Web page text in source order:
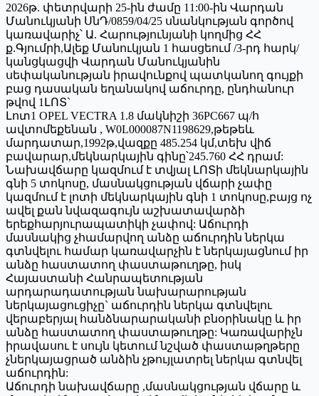
2026թ. փետրվարի 25-ին ժամը 11:00-ին Վարդան
Մանուկյանի ՍնԴ/0859/04/25 սնանկության գործով
կառավարիչ՝ Ա. Հարությունյանի կողմից ՀՀ
ք.Գյումրի,Ալեք Մանուկյան 1 հասցեում /3-րդ հարկ/
կանցկացվի Վարդան Մանուկյանին
սեփականության իրավունքով պատկանող գույքի
բաց դասական եղանակով աճուրդը, ընդհանուր
թվով 1ԼՈՏ`
Լոտ1 OPEL VECTRA 1.8 մակնիշի 36PC667 պ/հ
ավտոմեքենան , W0L000087N1198629,թեթեև
մարդատար,1992թ,վազքը 485.254 կմ,տեխ վիճ
բավարար,մեկնարկային գինը՝245.760 ՀՀ դրամ:
Նախավճարը կազմում է տվյալ ԼՈՏի մեկնարկային
գնի 5 տոկոսը, մասնակցության վճարի չափը
կազմում է լոտի մեկնարկային գնի 1 տոկոսը,բայց ոչ
ավել քան նվազագույն աշխատավարձի
երեքհարյուրապատիկի չափով: Աճուրդի
մասնակից չհամարվող անձը աճուրդին ներկա
գտնվելու համար կառավարչին է ներկայացնում իր
անձը հաստատող փաստաթուղթը, իսկ
Հայաստանի Հանրապետության
արդարադատության նախարարության
ներկայացուցիչը` աճուրդին ներկա գտնվելու
վերաբերյալ հանձնարարականի բնօրինակը և իր
անձը հաստատող փաստաթուղթը: Կառավարիչն
իրավասու է սույն կետում նշված փաստաթղթերը
չներկայացրած անձին չթույլատրել ներկա գտնվել
աճուրդին:
Աճուրդի նախավճարը ,մասնակցության վճարը և